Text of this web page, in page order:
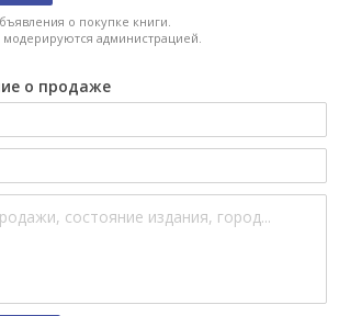
о покупке книги.
администрацией.
о продаже